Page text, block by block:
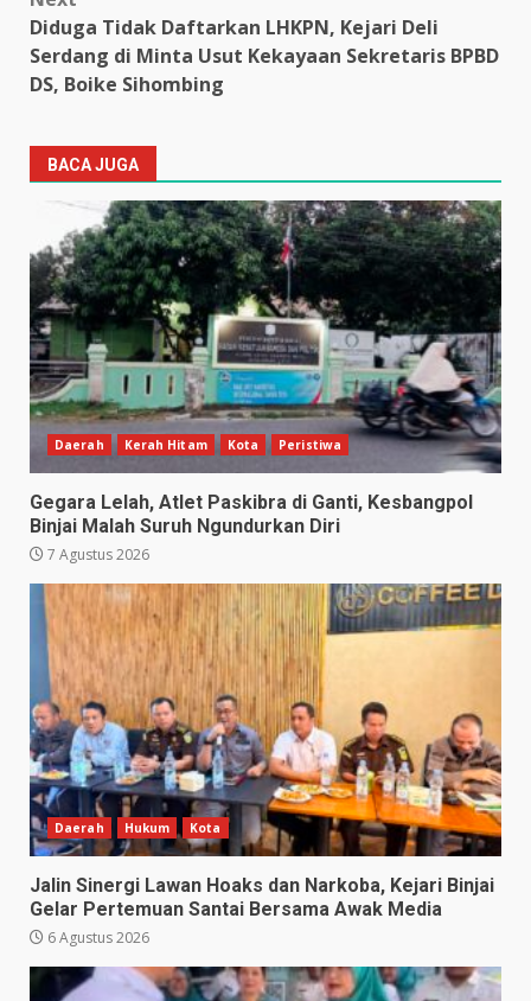
Diduga Tidak Daftarkan LHKPN, Kejari Deli
Serdang di Minta Usut Kekayaan Sekretaris BPBD
DS, Boike Sihombing
BACA JUGA
Daerah Kerah Hitam Kota Peristiwa
Gegara Lelah, Atlet Paskibra di Ganti, Kesbangpol
Binjai Malah Suruh Ngundurkan Diri
7 Agustus 2026
Daerah Hukum Kota
Jalin Sinergi Lawan Hoaks dan Narkoba, Kejari Binjai
Gelar Pertemuan Santai Bersama Awak Media
6 Agustus 2026